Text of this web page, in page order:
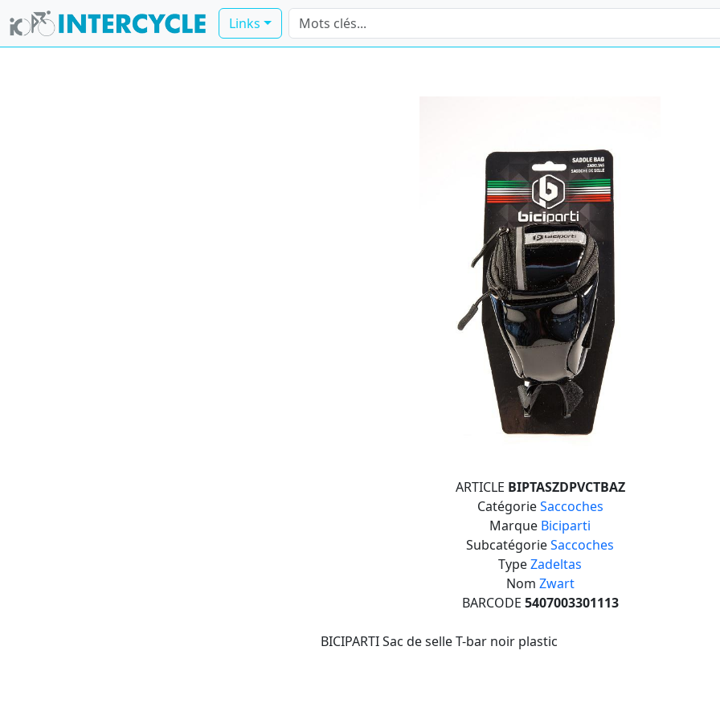
Links
ARTICLE BIPTASZDPVCTBAZ
CatégorieSaccoches
Marque Biciparti
SubcatégorieSaccoches
TypeZadeltas
Nom Zwart
BARCODE 5407003301113
BICIPARTI Sac de selle T-bar noir plastic